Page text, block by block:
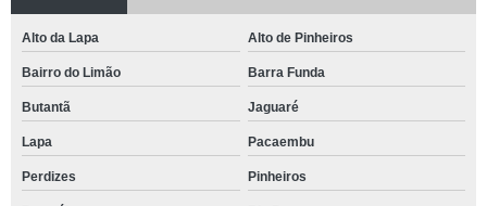
Alto da Lapa Alto de Pinheiros
Bairro do Limão Barra Funda
Butantã Jaguaré
Lapa Pacaembu
Perdizes Pinheiros